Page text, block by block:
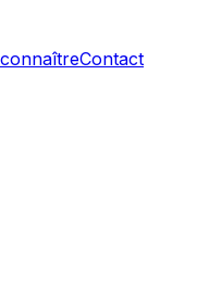
Contact